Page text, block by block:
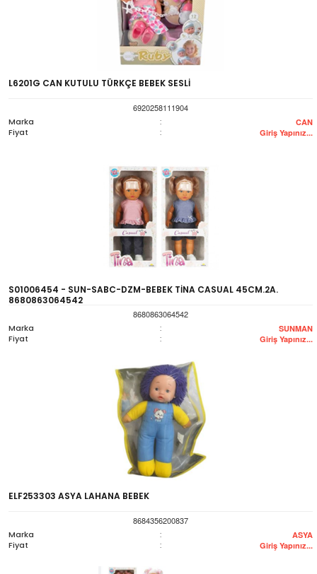
L6201G CAN KUTULU TÜRKÇE BEBEK SESLİ
6920258111904
Marka
: CAN
Fiyat : Giriş Yapınız...
S01006454 - SUN-SABC-DZM-BEBEK TİNA CASUAL 45CM.2A.
8680863064542
8680863064542
Marka
: SUNMAN
Fiyat : Giriş Yapınız...
ELF253303 ASYA LAHANA BEBEK
8684356200837
Marka
: ASYA
Fiyat : Giriş Yapınız...